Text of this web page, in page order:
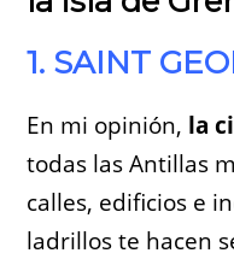
1. SAINT
En mi opinión, la
todas las Antillas
calles, edificios e
ladrillos te hacen